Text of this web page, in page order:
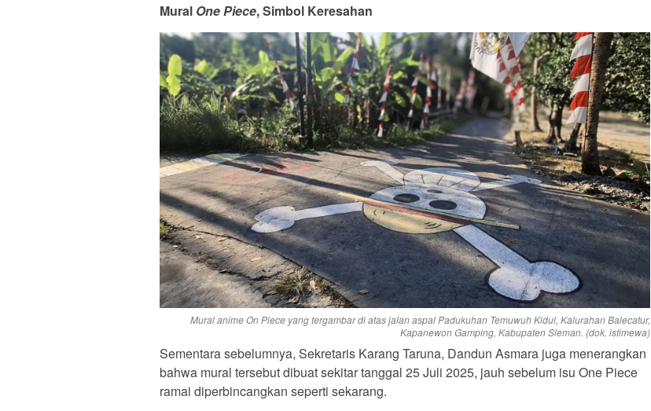
Mural One Piece, Simbol Keresahan
Mural anime On Piece yang tergambar di atas jalan aspal Padukuhan Temuwuh Kidul, Kalurahan Balecatur,
Kapanewon Gamping, Kabupaten Sleman. (dok. istimewa)
Sementara sebelumnya, Sekretaris Karang Taruna, Dandun Asmara juga menerangkan
bahwa mural tersebut dibuat sekitar tanggal 25 Juli 2025, jauh sebelum isu One Piece
ramai diperbincangkan seperti sekarang.